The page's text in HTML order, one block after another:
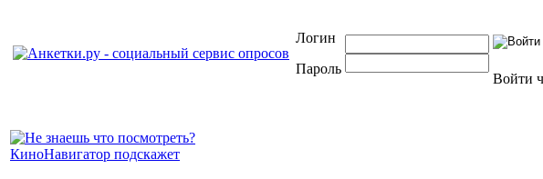
Логин
Пароль
Войти